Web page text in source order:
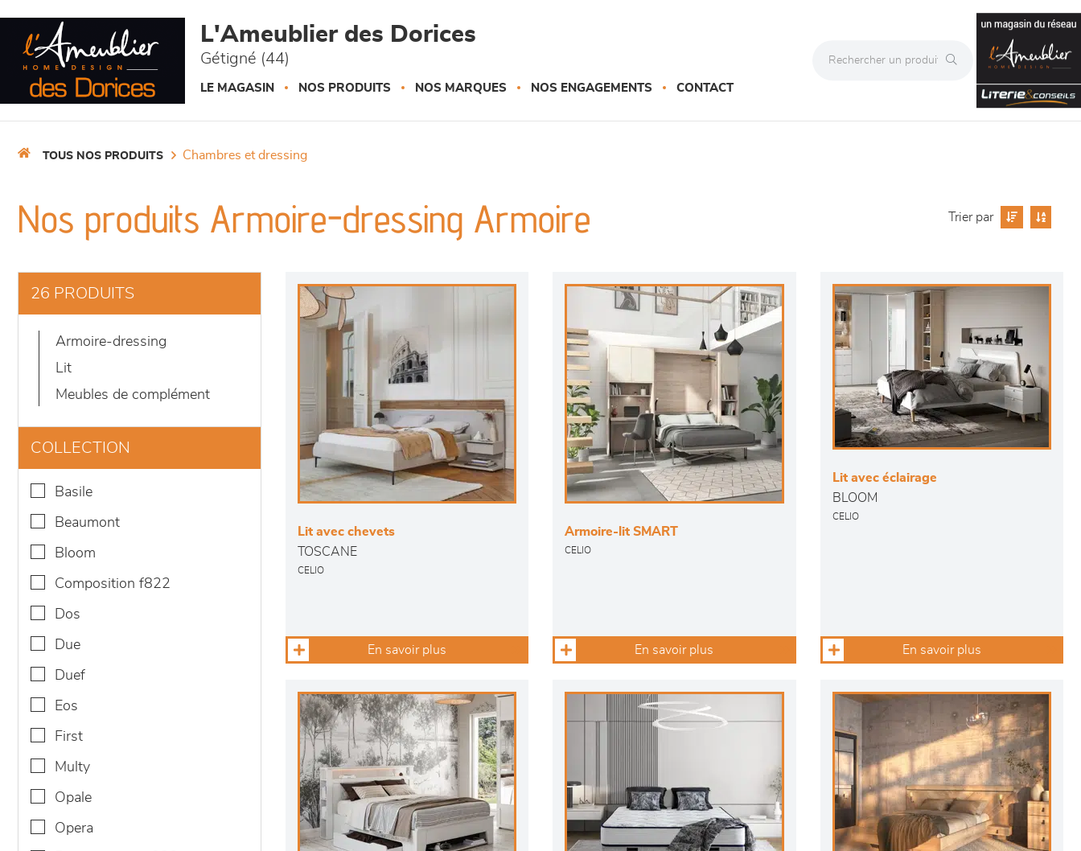
L'Ameublier des Dorices
Gétigné (44)
LE MAGASIN NOS PRODUITS NOS MARQUES NOS ENGAGEMENTS CONTACT
TOUS NOS PRODUITS chambres et dressing
Nos produits Armoire-dressing Armoire Trier par
26 PRODUITS
armoire-dressing
lit
meubles de complément
COLLECTION
basile
beaumont
bloom
composition f822
dos
due
duef
eos
first
multy
opale
opera
Lit avec chevets
TOSCANE
CELIO
En savoir plus
Armoire-lit SMART
CELIO
En savoir plus
Lit avec éclairage
BLOOM
CELIO
En savoir plus